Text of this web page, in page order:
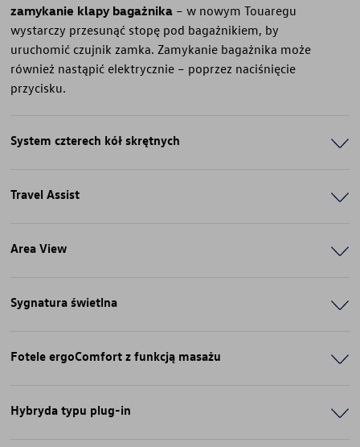
zamykanie klapy bagażnika – w nowym Touaregu
wystarczy przesunąć stopę pod bagażnikiem, by
uruchomić czujnik zamka. Zamykanie bagażnika może
również nastąpić elektrycznie – poprzez naciśnięcie
przycisku.
System czterech kół skrętnych
Travel Assist
Area View
Sygnatura świetlna
Fotele ergoComfort z funkcją masażu
Hybryda typu plug-in